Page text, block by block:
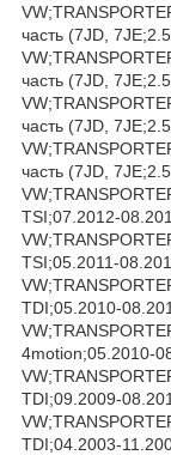
часть (7JD,
часть (7JD,
часть (7JD,
часть (7JD,
TSI;07.2012-
TSI;05.2011-
TDI;05.2010-
4motion;05.2010-
TDI;09.2009-
TDI;04.2003-